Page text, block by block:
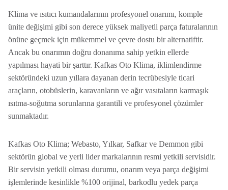
Klima ve ısıtıcı kumandalarının profesyonel onarımı, komple
ünite değişimi gibi son derece yüksek maliyetli parça faturalarının
önüne geçmek için mükemmel ve çevre dostu bir alternatiftir.
Ancak bu onarımın doğru donanıma sahip yetkin ellerde
yapılması hayati bir şarttır. Kafkas Oto Klima, iklimlendirme
sektöründeki uzun yıllara dayanan derin tecrübesiyle ticari
araçların, otobüslerin, karavanların ve ağır vasıtaların karmaşık
ısıtma-soğutma sorunlarına garantili ve profesyonel çözümler
sunmaktadır.
Kafkas Oto Klima; Webasto, Yılkar, Safkar ve Demmon gibi
sektörün global ve yerli lider markalarının resmi yetkili servisidir.
Bir servisin yetkili olması durumu, onarım veya parça değişimi
işlemlerinde kesinlikle %100 orijinal, barkodlu yedek parça